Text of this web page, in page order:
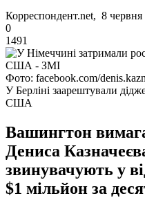
Корреспондент.net, 8 червня
0
1491
Фото: facebook.com/
У Берліні заарештували
США
Вашингтон
Дениса
звинувачують у
$1 мільйон за